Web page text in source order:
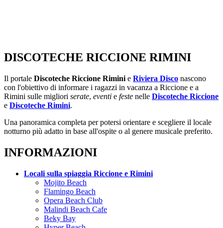
DISCOTECHE RICCIONE RIMINI
Il portale Discoteche Riccione Rimini e Riviera Disco nascono
con l'obiettivo di informare i ragazzi in vacanza a Riccione e a
Rimini sulle migliori serate, eventi e feste nelle Discoteche Riccione
e Discoteche Rimini.
Una panoramica completa per potersi orientare e scegliere il locale
notturno più adatto in base all'ospite o al genere musicale preferito.
INFORMAZIONI
Locali sulla spiaggia Riccione e Rimini
Mojito Beach
Flamingo Beach
Opera Beach Club
Malindi Beach Cafe
Beky Bay